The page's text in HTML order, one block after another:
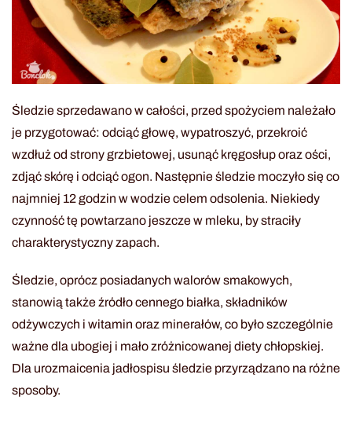
Śledzie sprzedawano w całości, przed spożyciem należało
je przygotować: odciąć głowę, wypatroszyć, przekroić
wzdłuż od strony grzbietowej, usunąć kręgosłup oraz ości,
zdjąć skórę i odciąć ogon. Następnie śledzie moczyło się co
najmniej 12 godzin w wodzie celem odsolenia. Niekiedy
czynność tę powtarzano jeszcze w mleku, by straciły
charakterystyczny zapach.
Śledzie, oprócz posiadanych walorów smakowych,
stanowią także źródło cennego białka, składników
odżywczych i witamin oraz minerałów, co było szczególnie
ważne dla ubogiej i mało zróżnicowanej diety chłopskiej.
Dla urozmaicenia jadłospisu śledzie przyrządzano na różne
sposoby.